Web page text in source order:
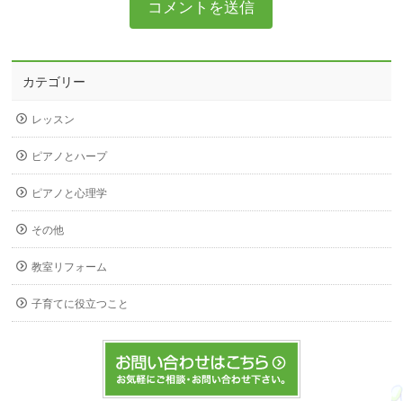
カテゴリー
レッスン
ピアノとハープ
ピアノと心理学
その他
教室リフォーム
子育てに役立つこと